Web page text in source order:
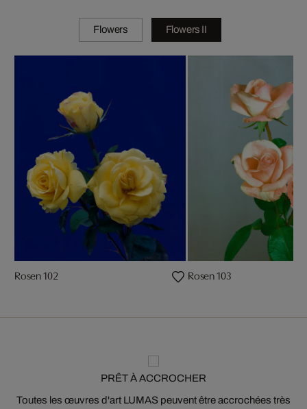
Flowers Flowers II
Rosen 102 Rosen 103
PRÊT À ACCROCHER
Toutes les œuvres d'art LUMAS peuvent être accrochées très